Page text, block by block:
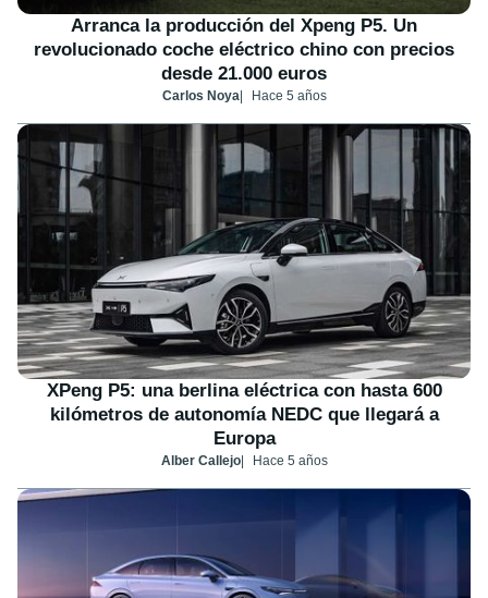
Arranca la producción del Xpeng P5. Un
revolucionado coche eléctrico chino con precios
desde 21.000 euros
Carlos Noya Hace 5 años
XPeng P5: una berlina eléctrica con hasta 600
kilómetros de autonomía NEDC que llegará a
Europa
Alber Callejo Hace 5 años